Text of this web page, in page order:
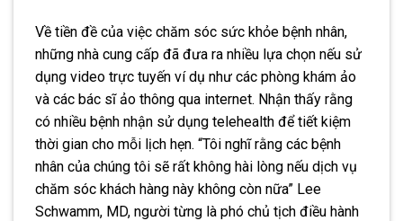
Về tiền đề của việc chăm sóc sức khỏe bệnh nhân,
những nhà cung cấp đã đưa ra nhiều lựa chọn nếu sử
dụng video trực tuyến ví dụ như các phòng khám ảo
và các bác sĩ ảo thông qua internet. Nhận thấy rằng
có nhiều bệnh nhận sử dụng telehealth để tiết kiệm
thời gian cho mỗi lịch hẹn. “Tôi nghĩ rằng các bệnh
nhân của chúng tôi sẽ rất không hài lòng nếu dịch vụ
chăm sóc khách hàng này không còn nữa” Lee
Schwamm, MD, người từng là phó chủ tịch điều hành